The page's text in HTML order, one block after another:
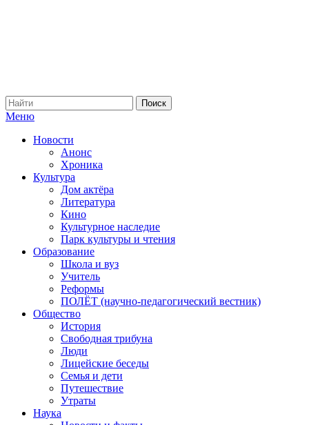
Меню
Новости
Анонс
Хроника
Культура
Дом актёра
Литература
Кино
Культурное наследие
Парк культуры и чтения
Образование
Школа и вуз
Учитель
Реформы
ПОЛЁТ (научно-педагогический вестник)
Общество
История
Свободная трибуна
Люди
Лицейские беседы
Семья и дети
Путешествие
Утраты
Наука